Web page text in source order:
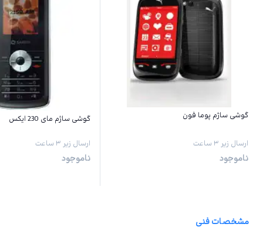
گوشی ساژم پوما فون
ارسال زیر ۳ ساعت
ناموجود
گوشی ساژم مای 230 ایکس
ارسال زیر ۳ ساعت
ناموجود
مشخصات فنی